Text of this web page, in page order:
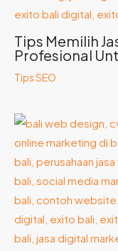
Tips Memilih
Profesional
Tips SEO